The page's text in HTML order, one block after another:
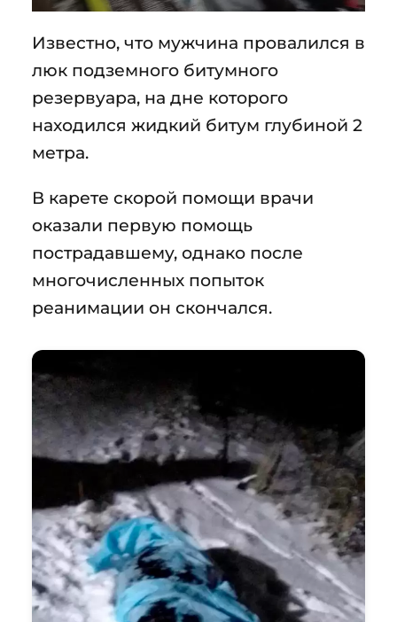
Известно, что мужчина провалился в
люк подземного битумного
резервуара, на дне которого
находился жидкий битум глубиной 2
метра.
В карете скорой помощи врачи
оказали первую помощь
пострадавшему, однако после
многочисленных попыток
реанимации он скончался.